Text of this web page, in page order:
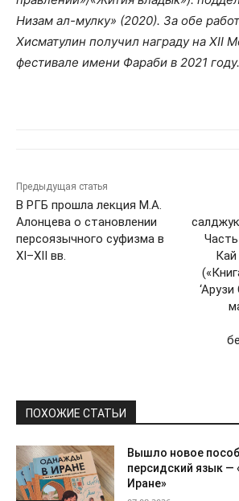
Низам ал-мулку» (2020). За обе
Хисматулин получил награду на XII
фестивале имени Фараби в 2021 году.
Предыдущая статья
В РГБ прошла лекция М.А.
Алонцева о становлении
персоязычного суфизма в
XI–XII вв.
Часть
ПОХОЖИЕ СТАТЬИ
Вышло новое
персидский язык
Иране»